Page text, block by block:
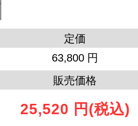
定価
63,800 円
販売価格
25,520 円 (税込)